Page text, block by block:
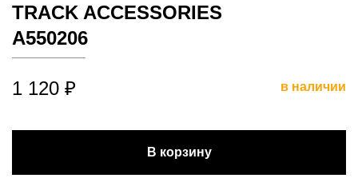
TRACK ACCESSORIES
A550206
1 120 ₽ в наличии
В корзину